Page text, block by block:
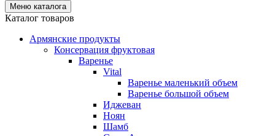
Меню каталога
Каталог товаров
Армянские продукты
Консервация фруктовая
Варенье
Vital
Варенье маленький объем
Варенье большой объем
Иджеван
Ноян
Шамб